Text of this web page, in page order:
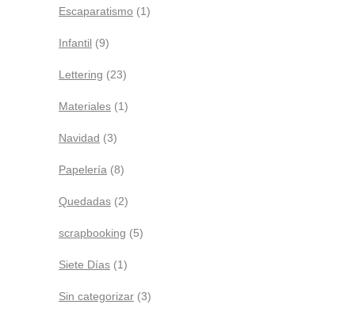
Escaparatismo (1)
Infantil (9)
Lettering (23)
Materiales (1)
Navidad (3)
Papelería (8)
Quedadas (2)
scrapbooking (5)
Siete Días (1)
Sin categorizar (3)